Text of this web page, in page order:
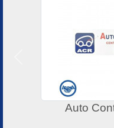
Auto